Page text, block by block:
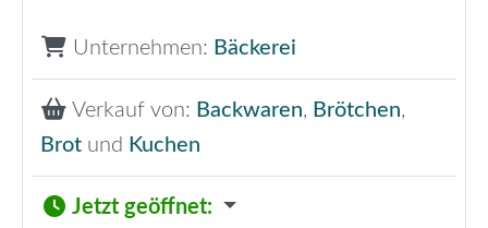
Unternehmen: Bäckerei
Verkauf von: Backwaren, Brötchen,
Brot und Kuchen
Jetzt geöffnet: